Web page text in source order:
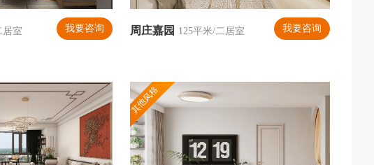
居室 我要咨询 周庄嘉园 125平米/二居室 我要咨询
其他风格